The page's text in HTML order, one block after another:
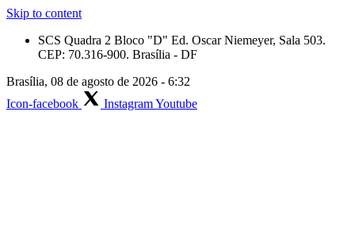
Skip to content
SCS Quadra 2 Bloco "D" Ed. Oscar Niemeyer, Sala 503.
CEP: 70.316-900. Brasília - DF
Brasília, 08 de agosto de 2026 - 6:32
Icon-facebook
InstagramYoutube